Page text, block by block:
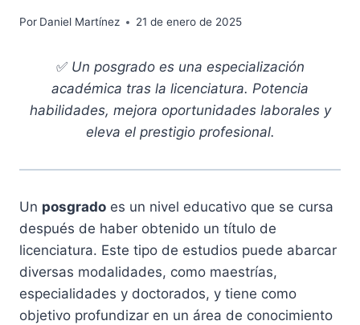
Por Daniel Martínez 21 de enero de 2025
✅ Un posgrado es una especialización
académica tras la licenciatura. Potencia
habilidades, mejora oportunidades laborales y
eleva el prestigio profesional.
Un posgrado es un nivel educativo que se cursa
después de haber obtenido un título de
licenciatura. Este tipo de estudios puede abarcar
diversas modalidades, como maestrías,
especialidades y doctorados, y tiene como
objetivo profundizar en un área de conocimiento